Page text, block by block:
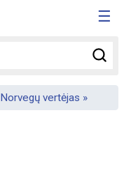
☰
Norvegų vertėjas